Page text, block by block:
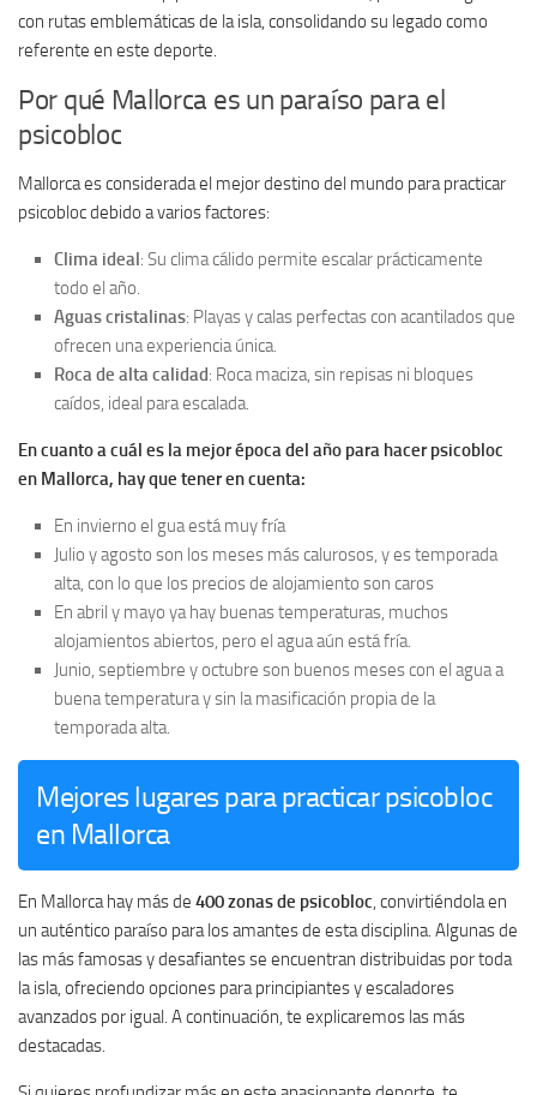
con rutas emblemáticas de la isla, consolidando su legado como
referente en este deporte.
Por qué Mallorca es un paraíso para el
psicobloc
Mallorca es considerada el mejor destino del mundo para practicar
psicobloc debido a varios factores:
Clima ideal: Su clima cálido permite escalar prácticamente
todo el año.
Aguas cristalinas: Playas y calas perfectas con acantilados que
ofrecen una experiencia única.
Roca de alta calidad: Roca maciza, sin repisas ni bloques
caídos, ideal para escalada.
En cuanto a cuál es la mejor época del año para hacer psicobloc
en Mallorca, hay que tener en cuenta:
En invierno el gua está muy fría
Julio y agosto son los meses más calurosos, y es temporada
alta, con lo que los precios de alojamiento son caros
En abril y mayo ya hay buenas temperaturas, muchos
alojamientos abiertos, pero el agua aún está fría.
Junio, septiembre y octubre son buenos meses con el agua a
buena temperatura y sin la masificación propia de la
temporada alta.
Mejores lugares para practicar psicobloc
en Mallorca
En Mallorca hay más de 400 zonas de psicobloc , convirtiéndola en
un auténtico paraíso para los amantes de esta disciplina. Algunas de
las más famosas y desafiantes se encuentran distribuidas por toda
la isla, ofreciendo opciones para principiantes y escaladores
avanzados por igual. A continuación, te explicaremos las más
destacadas.